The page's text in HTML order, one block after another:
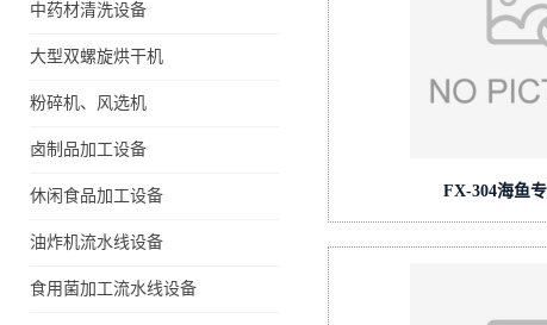
中药材清洗设备
大型双螺旋烘干机
粉碎机、风选机
卤制品加工设备
休闲食品加工设备
油炸机流水线设备
食用菌加工流水线设备
FX-304海鱼